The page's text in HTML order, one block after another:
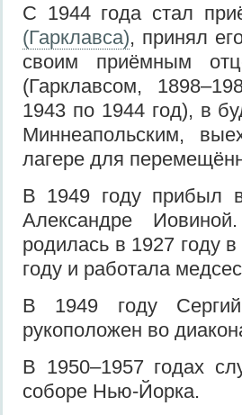
С 1944 года стал
(Гарклавса), принял
своим приёмным
(Гарклавсом,
1943 по 1944 год), в
Миннеапольским,
лагере для
В 1949 году
Александре
родилась в 1927 году
году и работала
В 1949 году
рукоположен во
В 1950–1957 годах
соборе Нью-Йорка.